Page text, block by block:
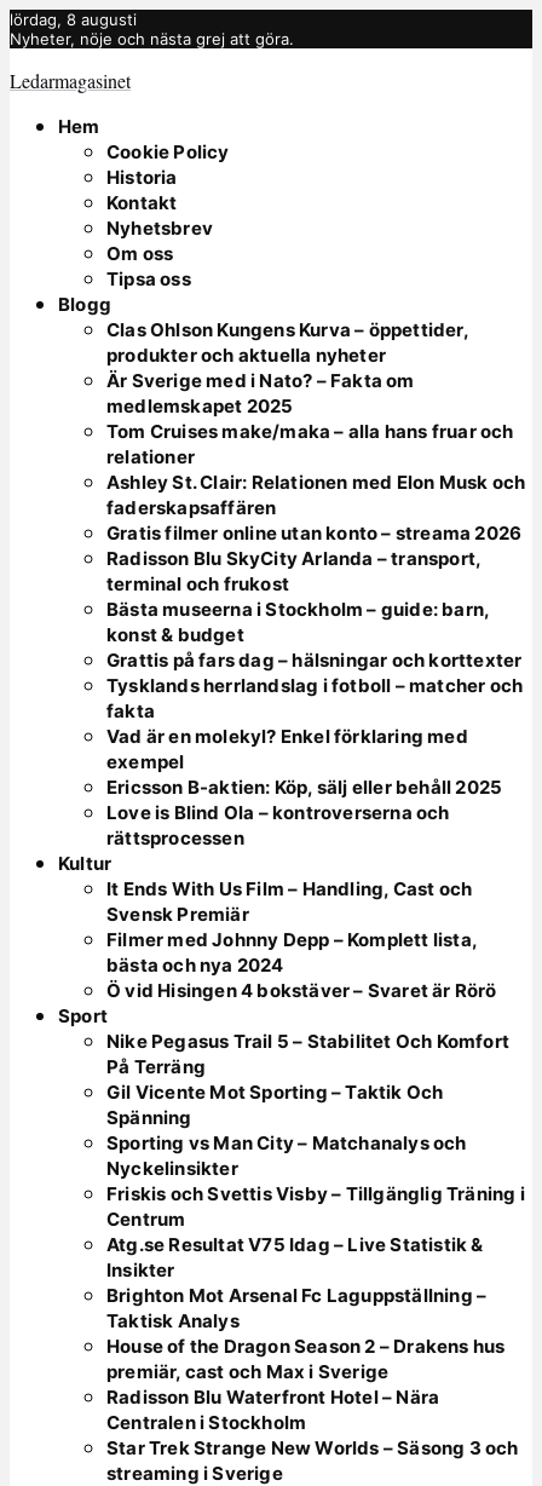
lördag, 8 augusti
Nyheter, nöje och nästa grej att göra.
Ledarmagasinet
Hem
Cookie Policy
Historia
Kontakt
Nyhetsbrev
Om oss
Tipsa oss
Blogg
Clas Ohlson Kungens Kurva – öppettider,
produkter och aktuella nyheter
Är Sverige med i Nato? – Fakta om
medlemskapet 2025
Tom Cruises make/maka – alla hans fruar och
relationer
Ashley St. Clair: Relationen med Elon Musk och
faderskapsaffären
Gratis filmer online utan konto – streama 2026
Radisson Blu SkyCity Arlanda – transport,
terminal och frukost
Bästa museerna i Stockholm – guide: barn,
konst & budget
Grattis på fars dag – hälsningar och korttexter
Tysklands herrlandslag i fotboll – matcher och
fakta
Vad är en molekyl? Enkel förklaring med
exempel
Ericsson B-aktien: Köp, sälj eller behåll 2025
Love is Blind Ola – kontroverserna och
rättsprocessen
Kultur
It Ends With Us Film – Handling, Cast och
Svensk Premiär
Filmer med Johnny Depp – Komplett lista,
bästa och nya 2024
Ö vid Hisingen 4 bokstäver – Svaret är Rörö
Sport
Nike Pegasus Trail 5 – Stabilitet Och Komfort
På Terräng
Gil Vicente Mot Sporting – Taktik Och
Spänning
Sporting vs Man City – Matchanalys och
Nyckelinsikter
Friskis och Svettis Visby – Tillgänglig Träning i
Centrum
Atg.se Resultat V75 Idag – Live Statistik &
Insikter
Brighton Mot Arsenal Fc Laguppställning –
Taktisk Analys
House of the Dragon Season 2 – Drakens hus
premiär, cast och Max i Sverige
Radisson Blu Waterfront Hotel – Nära
Centralen i Stockholm
Star Trek Strange New Worlds – Säsong 3 och
streaming i Sverige